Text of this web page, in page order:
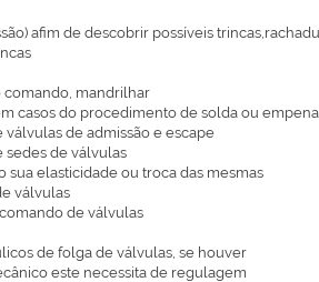
afim de descobrir possíveis
comando, mandrilhar
casos do procedimento de solda ou
de admissão e escape
sedes de válvulas
sua elasticidade ou troca das mesmas
válvulas
de válvulas
de folga de válvulas, se houver
este necessita de regulagem